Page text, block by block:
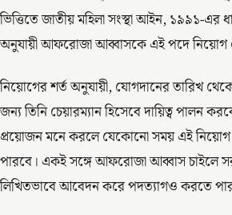
ভিত্তিতে জাতীয় মহিলা সংস্থা আইন, ১৯৯১-এর
অনুযায়ী আফরোজা আব্বাসকে এই পদে নিয়োগ
নিয়োগের শর্ত অনুযায়ী, যোগদানের তারিখ
জন্য তিনি চেয়ারম্যান হিসেবে দায়িত্ব পালন
প্রয়োজন মনে করলে যেকোনো সময় এই
পারবে। একই সঙ্গে আফরোজা আব্বাস চাইলে
লিখিতভাবে আবেদন করে পদত্যাগও করতে